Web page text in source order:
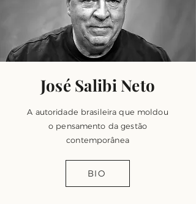
José Salibi Neto
A autoridade brasileira que moldou
o pensamento da gestão
contemporânea
BIO